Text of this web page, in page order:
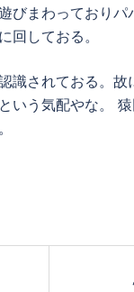
びまわっておりパ
回しておる。
識されておる。故
いう気配やな。